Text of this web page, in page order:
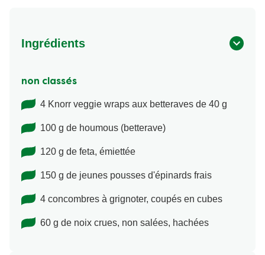
Ingrédients
non classés
4 Knorr veggie wraps aux betteraves de 40 g
100 g de houmous (betterave)
120 g de feta, émiettée
150 g de jeunes pousses d'épinards frais
4 concombres à grignoter, coupés en cubes
60 g de noix crues, non salées, hachées